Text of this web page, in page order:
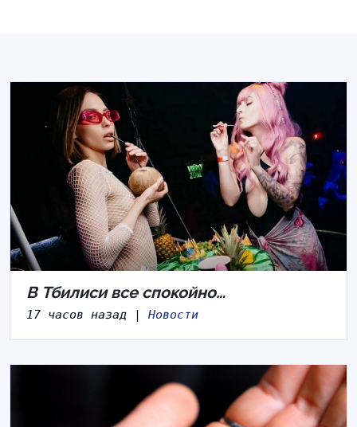
В Тбилиси все спокойно…
17 часов назад | Новости